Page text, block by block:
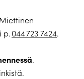
p.044 723 7424.
.